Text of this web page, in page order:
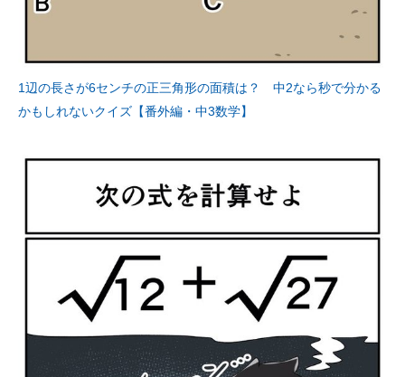
1辺の長さが6センチの正三角形の面積は？ 中2なら秒で分かる
かもしれないクイズ【番外編・中3数学】